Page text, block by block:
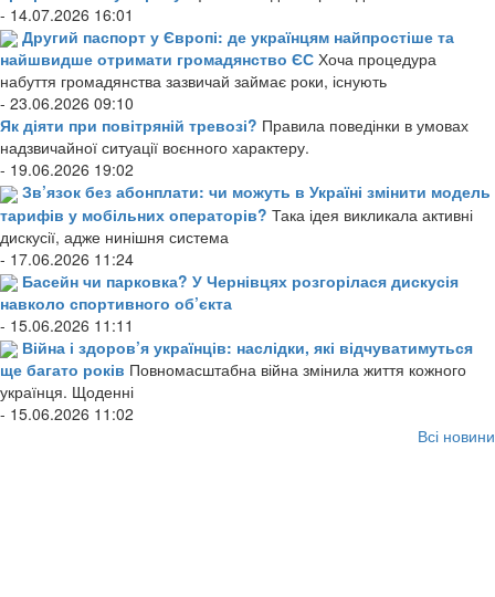
- 14.07.2026 16:01
Другий паспорт у Європі: де українцям найпростіше та
найшвидше отримати громадянство ЄС Хоча процедура
набуття громадянства зазвичай займає роки, існують
- 23.06.2026 09:10
Як діяти при повітряній тревозі? Правила поведінки в умовах
надзвичайної ситуації воєнного характеру.
- 19.06.2026 19:02
Зв’язок без абонплати: чи можуть в Україні змінити модель
тарифів у мобільних операторів? Така ідея викликала активні
дискусії, адже нинішня система
- 17.06.2026 11:24
Басейн чи парковка? У Чернівцях розгорілася дискусія
навколо спортивного об’єкта
- 15.06.2026 11:11
Війна і здоров’я українців: наслідки, які відчуватимуться
ще багато років Повномасштабна війна змінила життя кожного
українця. Щоденні
- 15.06.2026 11:02
Всі новини